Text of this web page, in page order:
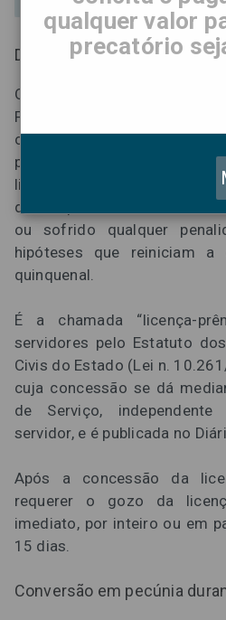
Direito à licença-prêmio
Os servidores civis e
Paulo, da administração
como prêmio de
pessoal e de produtividade,
licença a cada período de
desde que não tenham
ou sofrido qualquer
hipóteses que reiniciam a
quinquenal.
É a chamada “licença-
servidores pelo Estatuto
Civis do Estado (Lei n.
cuja concessão se dá
de Serviço,
servidor, e é publicada no
Após a concessão da
requerer o gozo da
imediato, por inteiro ou em
15 dias.
Conversão em pecúnia
qualquer valor
precatório